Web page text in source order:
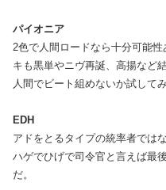
パイオニア
2色で人間ロードなら十分可能
キも黒単やニヴ再誕、高揚など結
人間でビート組めないか試して
EDH
アドをとるタイプの統率者では
ハゲでひげで司令官と言えば最
だ。